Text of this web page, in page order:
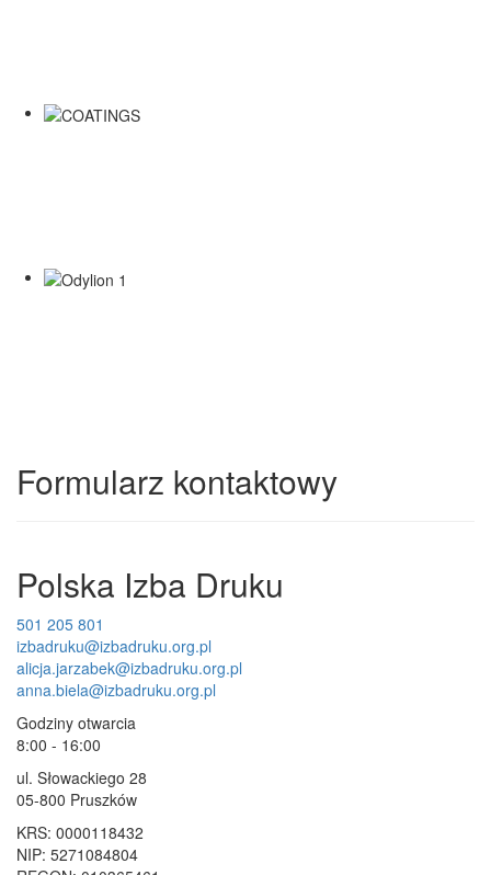
Formularz kontaktowy
Polska Izba Druku
501 205 801
izbadruku@izbadruku.org.pl
alicja.jarzabek@izbadruku.org.pl
anna.biela@izbadruku.org.pl
Godziny otwarcia
8:00 - 16:00
ul. Słowackiego 28
05-800 Pruszków
KRS: 0000118432
NIP: 5271084804